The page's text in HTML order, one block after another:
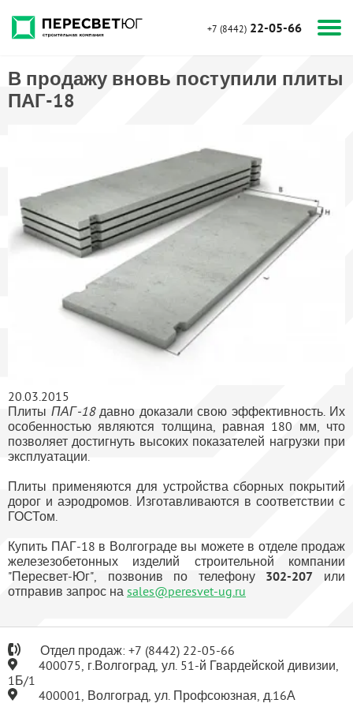
+7 (8442) 22-05-66
В продажу вновь поступили плиты
ПАГ-18
20.03.2015
Плиты ПАГ-18давно доказали свою эффективность. Их
особенностью являются толщина, равная 180 мм, что
позволяет достигнуть высоких показателей нагрузки при
эксплуатации.
Плиты применяются для устройства сборных покрытий
дорог и аэродромов. Изготавливаются в соответствии с
ГОСТом.
Купить ПАГ-18 в Волгограде вы можете в отделе продаж
железезобетонных изделий строительной компании
"Пересвет-Юг", позвонив по телефону 302-207 или
отправив запрос на sales@peresvet-ug.ru
Отдел продаж: +7 (8442) 22-05-66
400075, г.Волгоград, ул. 51-й Гвардейской дивизии,
1Б/1
400001, Волгоград, ул. Профсоюзная, д.16А